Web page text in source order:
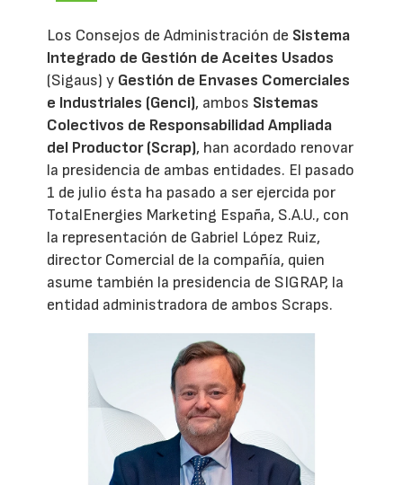
Los Consejos de Administración de Sistema
Integrado de Gestión de Aceites Usados
(Sigaus) y Gestión de Envases Comerciales
e Industriales (Genci), ambos Sistemas
Colectivos de Responsabilidad Ampliada
del Productor (Scrap), han acordado renovar
la presidencia de ambas entidades. El pasado
1 de julio ésta ha pasado a ser ejercida por
TotalEnergies Marketing España, S.A.U., con
la representación de Gabriel López Ruiz,
director Comercial de la compañía, quien
asume también la presidencia de SIGRAP, la
entidad administradora de ambos Scraps.